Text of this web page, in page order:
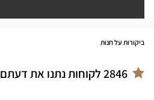
ביקורות על חנות
2846לקוחות נתנו את דעתם